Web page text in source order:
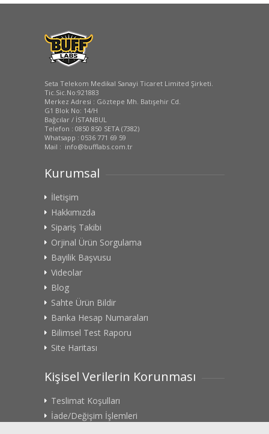
Seta Telekom Medikal Sanayi Ticaret Limited Şirketi.
Tic.Sic.No:921883
Merkez Adresi : Göztepe Mh. Batışehir Cd.
G1 Blok No: 14/H
Bağcılar / İSTANBUL
Telefon : 0850 850 SETA (7382)
Whatsapp : 0536 771 69 59
Mail : info@bufflabs.com.tr
Kurumsal
İletişim
Hakkımızda
Sipariş Takibi
Orjinal Ürün Sorgulama
Bayilik Başvusu
Videolar
Blog
Sahte Ürün Bildir
Banka Hesap Numaraları
Bilimsel Test Raporu
Site Haritası
Kişisel Verilerin Korunması
Teslimat Koşulları
İade/Değişim İşlemleri